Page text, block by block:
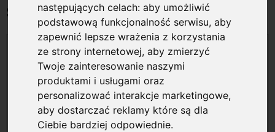
następujących celach:aby umożliwić
podstawową funkcjonalność serwisu,aby
zapewnić lepsze wrażenia z korzystania
ze strony internetowej,aby zmierzyć
Twoje zainteresowanie naszymi
produktami i usługami oraz
personalizować interakcje marketingowe,
aby dostarczać reklamy które są dla
Ciebie bardziej odpowiednie.
Stycznikowe